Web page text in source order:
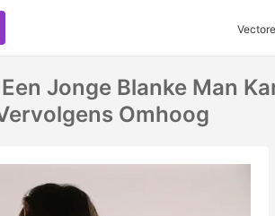
Jonge Blanke Man
Omhoog